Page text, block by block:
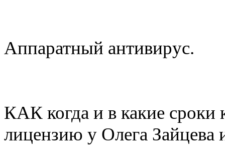
Аппаратный антивирус.
КАК когда и в какие сроки
лицензию у Олега Зайцева